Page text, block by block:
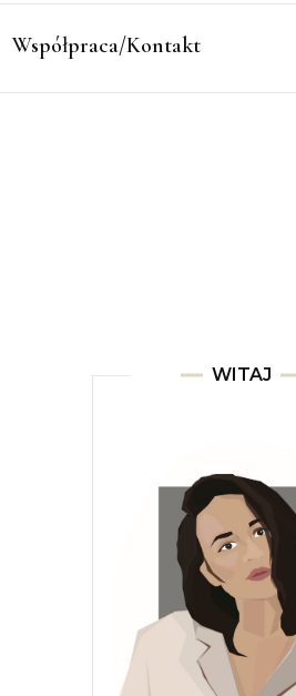
Współpraca/Kontakt
WITAJ